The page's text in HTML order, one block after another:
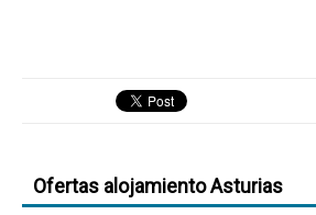
Ofertas alojamiento Asturias